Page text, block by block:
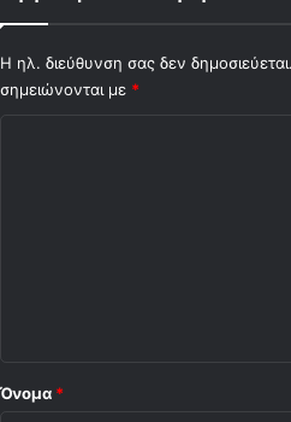
Η ηλ. διεύθυνση σας δεν δημοσιεύεται.
σημειώνονται με *
Όνομα *